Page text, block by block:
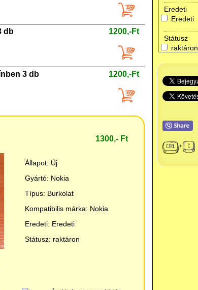
db 1200,-Ft
3 db 1200,-Ft
1300,- Ft
Állapot: Új
Gyártó: Nokia
Típus: Burkolat
Kompatibilis márka: Nokia
Eredeti: Eredeti
Státusz: raktáron
Eredeti
Eredeti
Státusz
raktáron